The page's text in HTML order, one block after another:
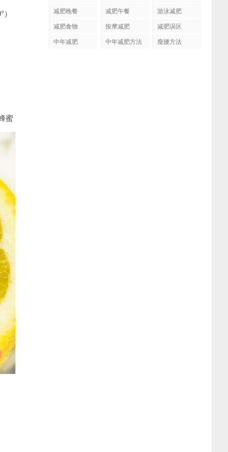
蜜
减肥晚餐
减肥午餐
游泳减肥
减肥食物
按摩减肥
减肥误区
中年减肥
中年减肥方法 瘦腰方法